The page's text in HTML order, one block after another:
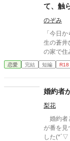
て、触
のぞみ
「今日か
生の蒼井
の家で住
話に出て
じ高校に
しかも、彼の
だろ？
られるた
に、ひ
りしな
まだ知られて
恋愛 完結 短編 R18
婚約者
梨花
婚約者
が番を
した(*´▽